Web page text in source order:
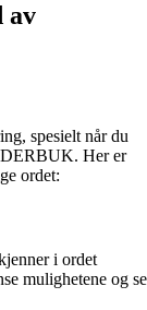
av
spesielt når du
Her er
ordet:
i ordet
mulighetene og se